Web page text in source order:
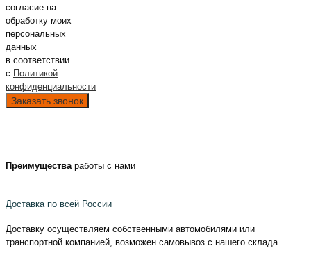
согласие на
обработку моих
персональных
данных
в соответствии
с Политикой
конфиденциальности
Преимущества работы с нами
Доставка по всей России
Доставку осуществляем собственными автомобилями или
транспортной компанией, возможен самовывоз с нашего склада